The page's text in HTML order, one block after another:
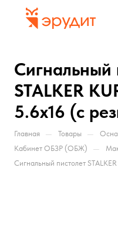
Сигнальный
STALKER
5.6x16 (с
Главная — Товары —
Кабинет ОБЗР (ОБЖ) —
Сигнальный пистолет